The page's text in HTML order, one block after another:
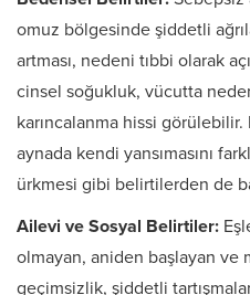
omuz bölgesinde şiddetli
artması, nedeni tıbbi olarak
cinsel soğukluk, vücutta
karıncalanma hissi
aynada kendi yansımasını
ürkmesi gibi belirtilerden de
Ailevi ve Sosyal Belirtiler:
olmayan, aniden başlayan ve
geçimsizlik, şiddetli